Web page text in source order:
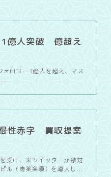
億人突破 億超え
ロワー1億人を超え、マス
性赤字 買収提案
受け、米ツイッターが敵対
ル（毒薬条項）を導入し...